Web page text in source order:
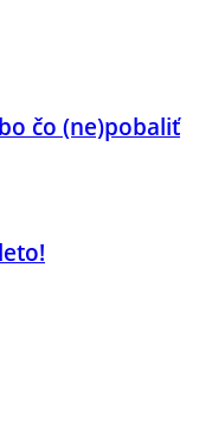
čo (ne)pobaliť